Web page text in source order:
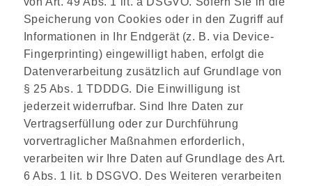
Speicherung von Cookies oder in den Zugriff auf
Informationen in Ihr Endgerät (z. B. via Device-
Fingerprinting) eingewilligt haben, erfolgt die
Datenverarbeitung zusätzlich auf Grundlage von
§ 25 Abs. 1 TDDDG. Die Einwilligung ist
jederzeit widerrufbar. Sind Ihre Daten zur
Vertragserfüllung oder zur Durchführung
vorvertraglicher Maßnahmen erforderlich,
verarbeiten wir Ihre Daten auf Grundlage des Art.
6 Abs. 1 lit. b DSGVO. Des Weiteren verarbeiten